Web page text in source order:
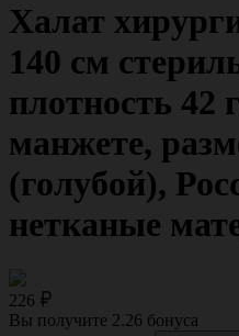
Халат
140 см
плотность 42
манжете,
(голубой),
нетканые
226
Вы получите 2.26 бонуса